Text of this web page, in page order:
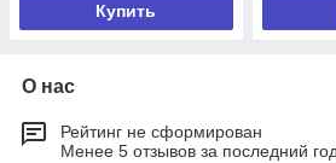
Купить
О нас
Рейтинг не сформирован
Менее 5 отзывов за последний